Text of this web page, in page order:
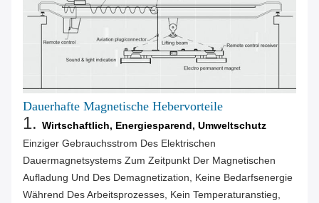
Dauerhafte Magnetische Hebervorteile
1. Wirtschaftlich, Energiesparend, Umweltschutz
Einziger Gebrauchsstrom Des Elektrischen
Dauermagnetsystems Zum Zeitpunkt Der Magnetischen
Aufladung Und Des Demagnetization, Keine Bedarfsenergie
Während Des Arbeitsprozesses, Kein Temperaturanstieg,